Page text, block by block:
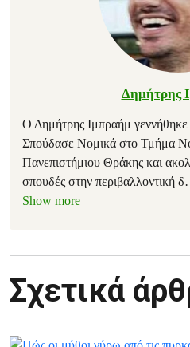
Δημήτρης
Ο Δημήτρης Ιμπραήμ
Σπούδασε Νομικά στο Τμήμα
Πανεπιστήμιου Θράκης και
σπουδές στην περιβαλλοντική δ
Show more
Σχετικά